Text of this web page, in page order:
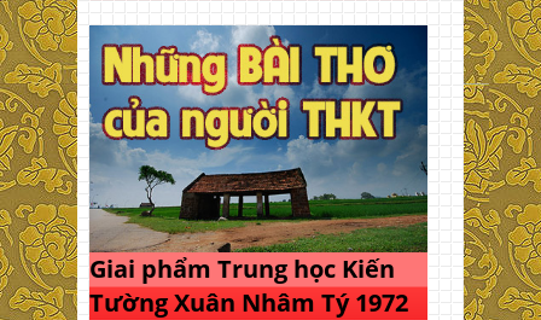
Giai phẩm Trung học Kiến
Tường Xuân Nhâm Tý 1972